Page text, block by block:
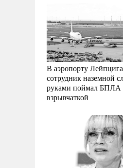
В аэропорту Лейпцига
сотрудник наземной
руками поймал БПЛА
взрывчаткой